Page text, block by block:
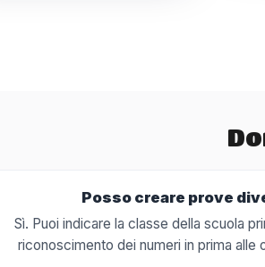
Posso creare prove
Sì. Puoi indicare la classe della scuola
riconoscimento dei numeri in prima